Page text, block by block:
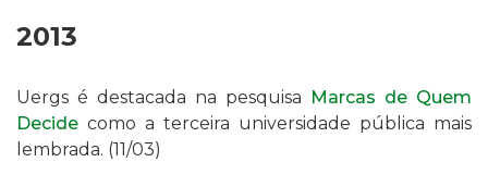
2013
Uergs é destacada na pesquisa Marcas de Quem
Decide como a terceira universidade pública mais
lembrada. (11/03)